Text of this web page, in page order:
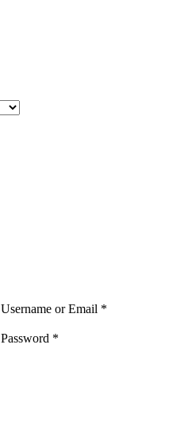
Username or Email *
Password *